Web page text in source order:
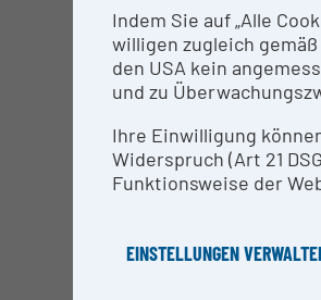
Indem Sie auf „Alle
willigen zugleich
den USA kein
und zu
Ihre Einwilligung
Widerspruch (Art 21
Funktionsweise der
EINSTELLUNGEN